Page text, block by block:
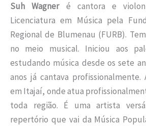
Suh Wagneré cantora e
Licenciatura em Música pela
Regional de Blumenau (FURB).
no meio musical. Iniciou aos
estudando música desde os sete
anos já cantava
em Itajaí, onde atua
toda região. É uma artista
repertório que vai da Música